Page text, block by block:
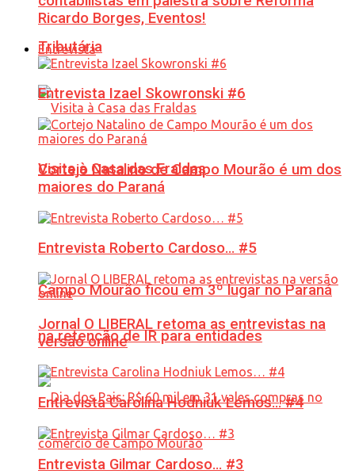
Tributária
Visita à Casa das Fraldas
Campo Mourão ficou em 3º lugar no Paraná
na retenção de IR para entidades
Ricardo Borges, Eventos!
Entrevista
Entrevista Izael Skowronski #6
Cortejo Natalino de Campo Mourão é um dos
maiores do Paraná
Entrevista Roberto Cardoso… #5
Jornal O LIBERAL retoma as entrevistas na
versão online
Entrevista Carolina Hodniuk Lemos… #4
Entrevista Gilmar Cardoso… #3